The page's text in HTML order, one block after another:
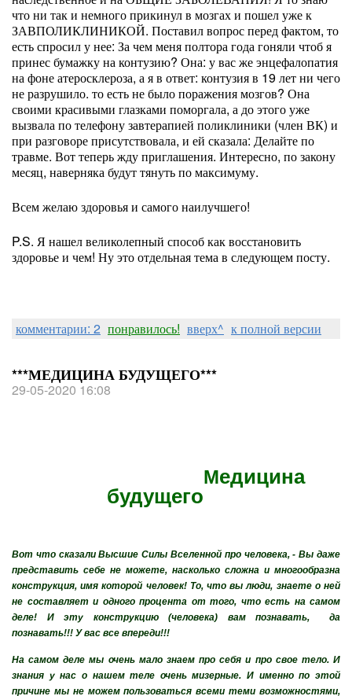
что ни так и немного прикинул в мозгах и пошел уже к
ЗАВПОЛИКЛИНИКОЙ. Поставил вопрос перед фактом, то
есть спросил у нее: За чем меня полтора года гоняли чтоб я
принес бумажку на контузию? Она: у вас же энцефалопатия
на фоне атеросклероза, а я в ответ: контузия в 19 лет ни чего
не разрушило. то есть не было поражения мозгов? Она
своими красивыми глазками поморгала, а до этого уже
вызвала по телефону завтерапией поликлиники (член ВК) и
при разговоре присутствовала, и ей сказала: Делайте по
травме. Вот теперь жду приглашения. Интересно, по закону
месяц, наверняка будут тянуть по максимуму.
Всем желаю здоровья и самого наилучшего!
P.S. Я нашел великолепный способ как восстановить
здоровье и чем! Ну это отдельная тема в следующем посту.
комментарии: 2 понравилось! вверх^ к полной версии
***МЕДИЦИНА БУДУЩЕГО***
29-05-2020 16:08
Медицина
будущего
Вот что сказали Высшие Силы Вселенной про человека, - Вы даже
представить себе не можете, насколько сложна и многообразна
конструкция, имя которой человек! То, что вы люди, знаете о ней
не составляет и одного процента от того, что есть на самом
деле! И эту конструкцию (человека) вам познавать, да
познавать!!! У вас все впереди!!!
На самом деле мы очень мало знаем про себя и про свое тело. И
знания у нас о нашем теле очень мизерные. И именно по этой
причине мы не можем пользоваться всеми теми возможностями,